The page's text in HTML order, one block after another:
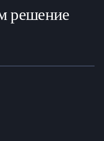
решение